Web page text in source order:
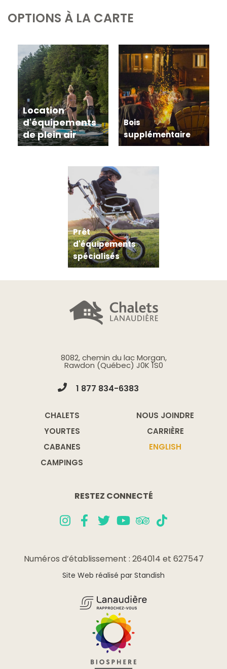
OPTIONS À LA CARTE
Location
d'équipements
de plein air
Bois
supplémentaire
feux de camp
Prêt
d'équipements
spécialisés
8082, chemin du lac Morgan,
Rawdon (Québec) J0K 1S0
1 877 834-6383
CHALETS
YOURTES
CABANES
CAMPINGS
NOUS JOINDRE
CARRIÈRE
ENGLISH
RESTEZ CONNECTÉ
Numéros d’établissement : 264014 et 627547
Site Web réalisé par Standish